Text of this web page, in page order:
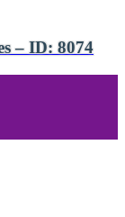
– ID: 8074